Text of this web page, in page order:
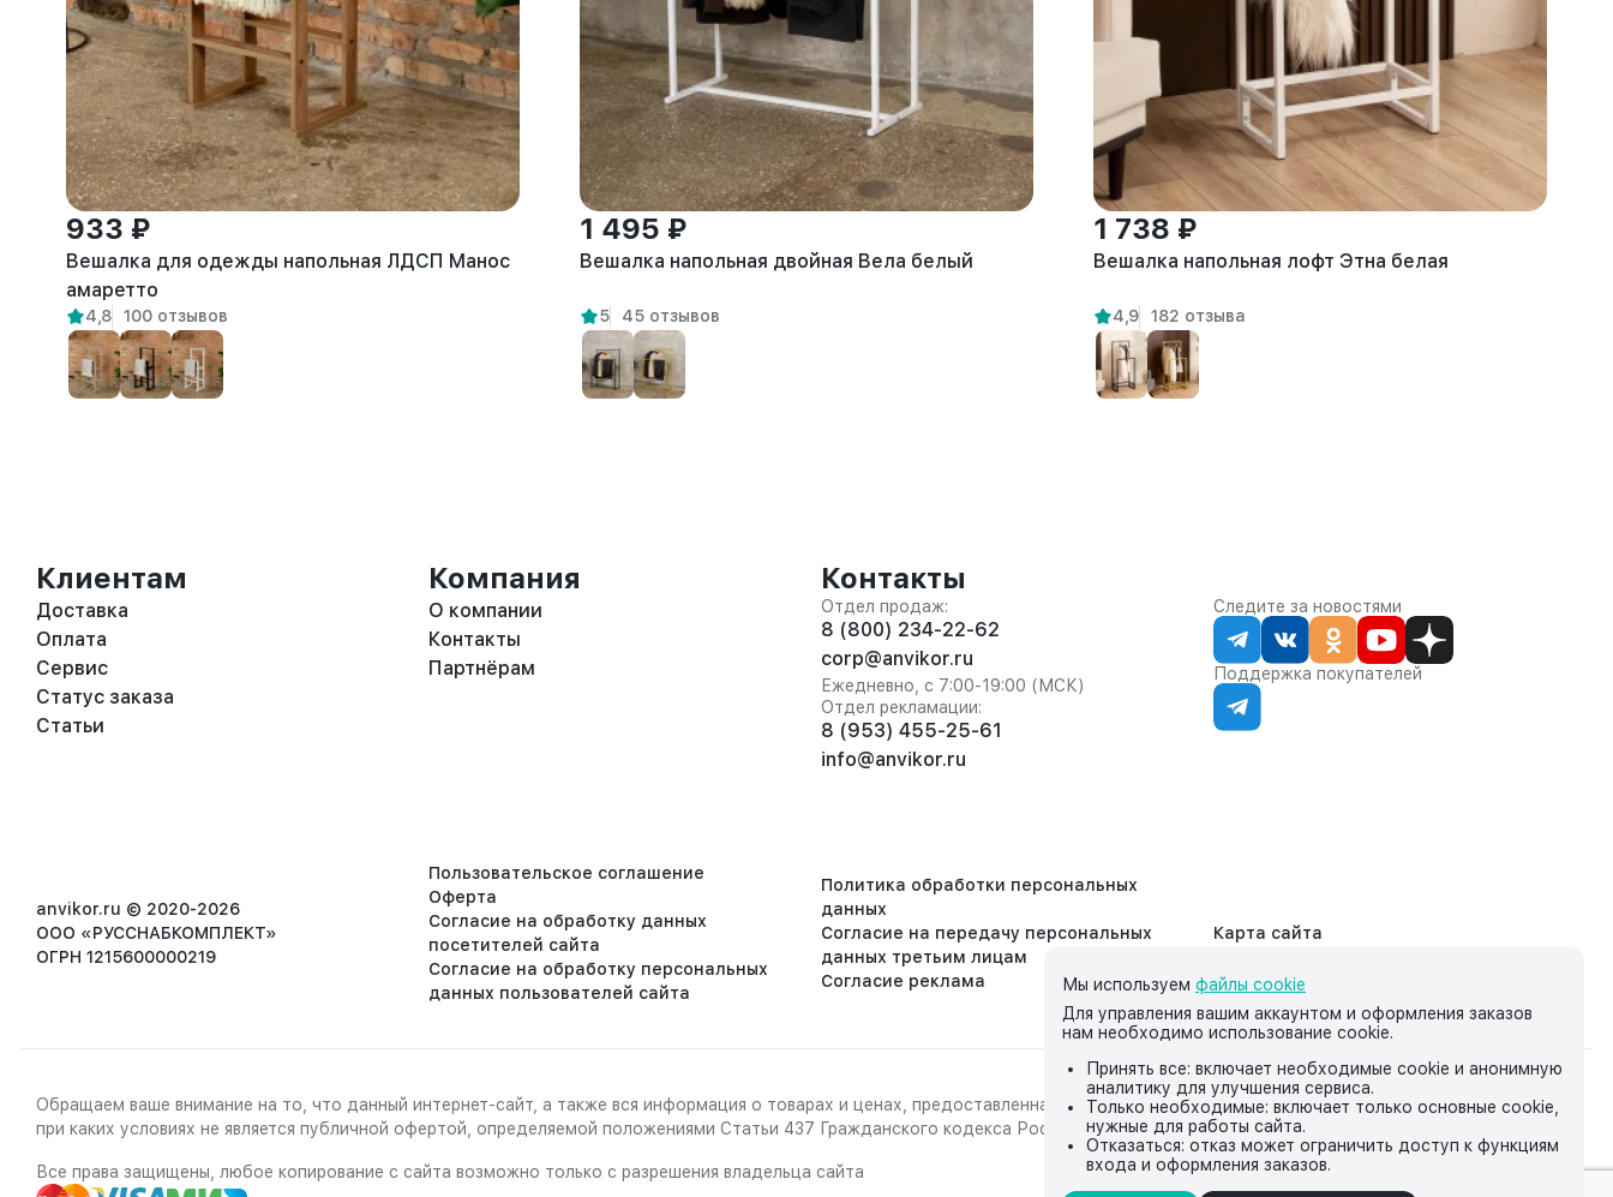
933 ₽
Вешалка для одежды напольная ЛДСП Манос
амаретто
4,8 100 отзывов
1 495 ₽
Вешалка напольная двойная Вела белый
5 45 отзывов
1 738 ₽
Вешалка напольная лофт Этна белая
4,9 182 отзыва
Клиентам
Доставка
Оплата
Сервис
Статус заказа
Статьи
Компания
О компании
Контакты
Партнёрам
Контакты
Отдел продаж:
8 (800) 234-22-62
corp@anvikor.ru
Ежедневно, с 7:00-19:00 (МСК)
Отдел рекламации:
8 (953) 455-25-61
info@anvikor.ru
Следите за новостями
Поддержка покупателей
anvikor.ru © 2020-2026
ООО «РУССНАБКОМПЛЕКТ»
ОГРН 1215600000219
Пользовательское соглашение
Оферта
Согласие на обработку данных
посетителей сайта
Согласие на обработку персональных
данных пользователей сайта
Политика обработки персональных
данных
Согласие на передачу персональных
данных третьим лицам
Согласие реклама
Карта сайта
Обращаем ваше внимание на то, что данный интернет-сайт, а также вся информация о товарах и ценах, предоставленная на нём, носит исключительно информационный характер и ни
при каких условиях не является публичной офертой, определяемой положениями Статьи 437 Гражданского кодекса Российской Федерации.
Все права защищены, любое копирование с сайта возможно только с разрешения владельца сайта
Мы используем файлы cookie
Для управления вашим аккаунтом и оформления заказов
нам необходимо использование cookie.
Принять все: включает необходимые cookie и анонимную
аналитику для улучшения сервиса.
Только необходимые: включает только основные cookie,
нужные для работы сайта.
Отказаться: отказ может ограничить доступ к функциям
входа и оформления заказов.